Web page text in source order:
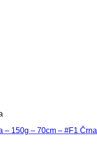
– 150g – 70cm – #F1 Črna